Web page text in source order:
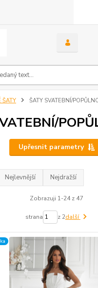
ŠATY ŠATY SVATEBNÍ/
Upřesnit parametry
Nejlevnější Nejdražší
Zobrazuji 1-24 z 47
strana z 2další